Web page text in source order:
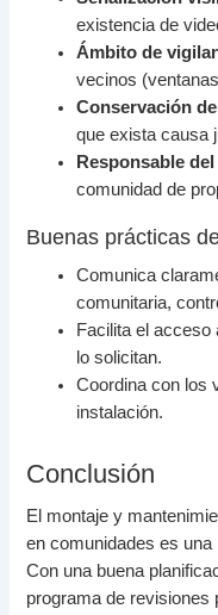
existencia de
Ámbito de
vecinos
Conservación
que exista causa
Responsable
comunidad de
Buenas prácticas
Comunica
comunitaria,
Facilita el
lo solicitan.
Coordina con los
instalación.
Conclusión
El montaje y
en comunidades es
Con una buena
programa de revisiones